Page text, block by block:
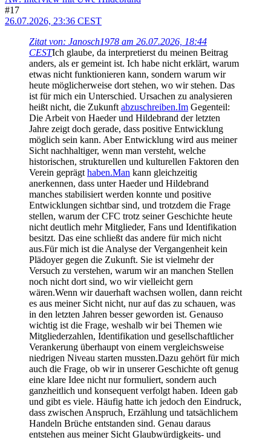
#17
26.07.2026, 23:36 CEST
Zitat von: Janosch1978 am 26.07.2026, 18:44
CESTIch glaube, da interpretierst du meinen Beitrag
anders, als er gemeint ist. Ich habe nicht erklärt, warum
etwas nicht funktionieren kann, sondern warum wir
heute möglicherweise dort stehen, wo wir stehen. Das
ist für mich ein Unterschied. Ursachen zu analysieren
heißt nicht, die Zukunft abzuschreiben.Im Gegenteil:
Die Arbeit von Haeder und Hildebrand der letzten
Jahre zeigt doch gerade, dass positive Entwicklung
möglich sein kann. Aber Entwicklung wird aus meiner
Sicht nachhaltiger, wenn man versteht, welche
historischen, strukturellen und kulturellen Faktoren den
Verein geprägt haben.Man kann gleichzeitig
anerkennen, dass unter Haeder und Hildebrand
manches stabilisiert werden konnte und positive
Entwicklungen sichtbar sind, und trotzdem die Frage
stellen, warum der CFC trotz seiner Geschichte heute
nicht deutlich mehr Mitglieder, Fans und Identifikation
besitzt. Das eine schließt das andere für mich nicht
aus.Für mich ist die Analyse der Vergangenheit kein
Plädoyer gegen die Zukunft. Sie ist vielmehr der
Versuch zu verstehen, warum wir an manchen Stellen
noch nicht dort sind, wo wir vielleicht gern
wären.Wenn wir dauerhaft wachsen wollen, dann reicht
es aus meiner Sicht nicht, nur auf das zu schauen, was
in den letzten Jahren besser geworden ist. Genauso
wichtig ist die Frage, weshalb wir bei Themen wie
Mitgliederzahlen, Identifikation und gesellschaftlicher
Verankerung überhaupt von einem vergleichsweise
niedrigen Niveau starten mussten.Dazu gehört für mich
auch die Frage, ob wir in unserer Geschichte oft genug
eine klare Idee nicht nur formuliert, sondern auch
ganzheitlich und konsequent verfolgt haben. Ideen gab
und gibt es viele. Häufig hatte ich jedoch den Eindruck,
dass zwischen Anspruch, Erzählung und tatsächlichem
Handeln Brüche entstanden sind. Genau daraus
entstehen aus meiner Sicht Glaubwürdigkeits- und